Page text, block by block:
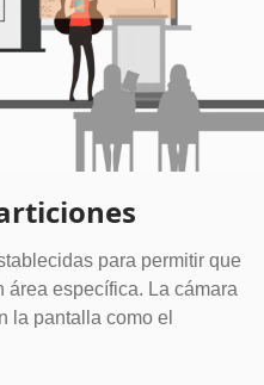
para permitir que
área específica. La cámara
la pantalla como el